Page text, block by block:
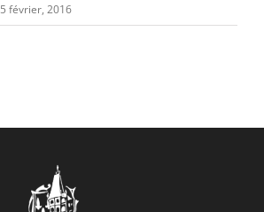
CONTACT/ACCÈS
5 février, 2016